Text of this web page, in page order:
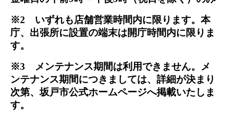
※2 いずれも店舗営業時間内に限ります。本
庁、出張所に設置の端末は開庁時間内に限りま
す。
※3 メンテナンス期間は利用できません。メ
ンテナンス期間につきましては、詳細が決まり
次第、坂戸市公式ホームページへ掲載いたしま
す。